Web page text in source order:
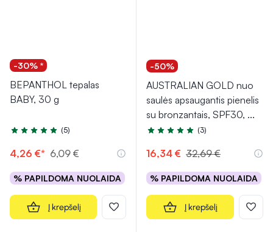
-30% *
BEPANTHOL tepalas
BABY, 30 g
Įvertinimas 5.0 iš 5
(5)
4,26 €* 6,09 €
% PAPILDOMA NUOLAIDA
Į krepšelį
-50%
AUSTRALIAN GOLD nuo
saulės apsaugantis pienelis
su bronzantais, SPF30, ...
Įvertinimas 5.0 iš 5
(3)
16,34 € 32,69 €
% PAPILDOMA NUOLAIDA
Į krepšelį